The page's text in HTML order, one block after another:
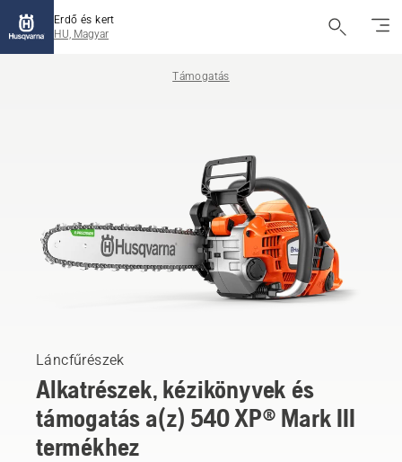
Erdő és kert
HU, Magyar
Támogatás
Láncfűrészek
Alkatrészek, kézikönyvek és
támogatás a(z) 540 XP® Mark III
termékhez